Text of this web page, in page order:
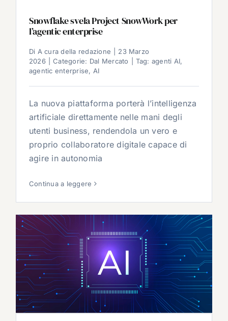
Snowflake svela Project SnowWork per
l’agentic enterprise
Di A cura della redazione
23 Marzo
2026
Categorie: Dal Mercato Tag: agenti AI,
agentic enterprise, AI
La nuova piattaforma porterà l’intelligenza
artificiale direttamente nelle mani degli
utenti business, rendendola un vero e
proprio collaboratore digitale capace di
agire in autonomia
Continua a leggere